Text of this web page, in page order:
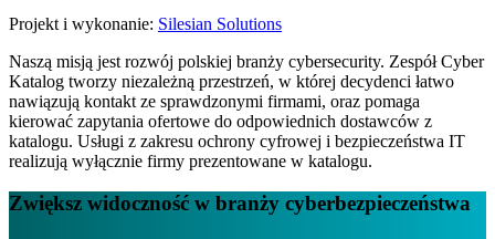
Projekt i wykonanie: Silesian Solutions
Naszą misją jest rozwój polskiej branży cybersecurity. Zespół Cyber
Katalog tworzy niezależną przestrzeń, w której decydenci łatwo
nawiązują kontakt ze sprawdzonymi firmami, oraz pomaga
kierować zapytania ofertowe do odpowiednich dostawców z
katalogu. Usługi z zakresu ochrony cyfrowej i bezpieczeństwa IT
realizują wyłącznie firmy prezentowane w katalogu.
Zwiększ widoczność w branży cyberbezpieczeństwa